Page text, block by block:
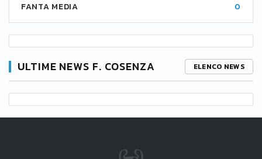
FANTA MEDIA 0
ULTIME NEWS F. COSENZA ELENCO NEWS